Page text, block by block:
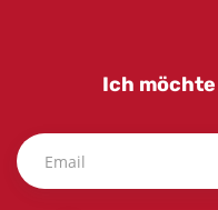
Ich möchte